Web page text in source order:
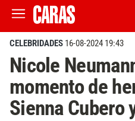
CELEBRIDADES 16-08-2024 19:43
Nicole
momento de
Sienna Cubero